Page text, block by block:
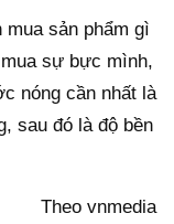
sản phẩm gì
sự bực mình,
nóng cần nhất là
sau đó là độ bền
Theo vnmedia